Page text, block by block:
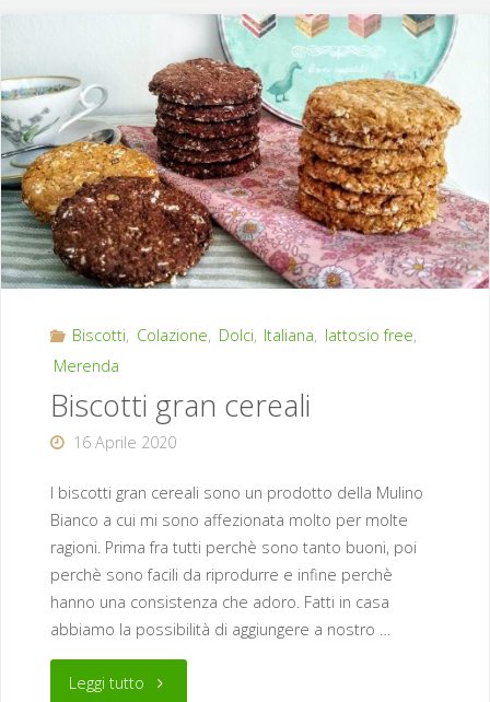
cheesecake
finlandese"
Biscotti, Colazione, Dolci, Italiana, lattosio free,
Merenda
Biscotti gran cereali
16 Aprile 2020
I biscotti gran cereali sono un prodotto della Mulino
Bianco a cui mi sono affezionata molto per molte
ragioni. Prima fra tutti perchè sono tanto buoni, poi
perchè sono facili da riprodurre e infine perchè
hanno una consistenza che adoro. Fatti in casa
abbiamo la possibilità di aggiungere a nostro …
Leggi tutto"Biscotti